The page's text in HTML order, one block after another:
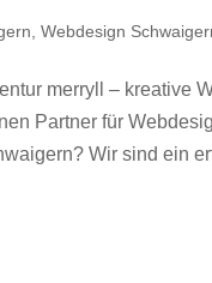
,Webdesign
merryll – kreative
Partner für
Wir sind ein